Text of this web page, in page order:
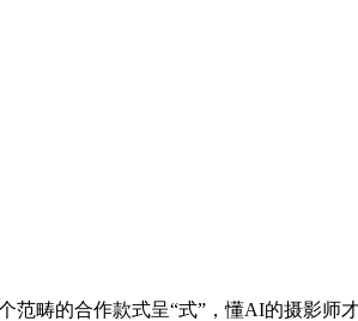
范畴的合作款式呈“式”，懂AI的摄影师